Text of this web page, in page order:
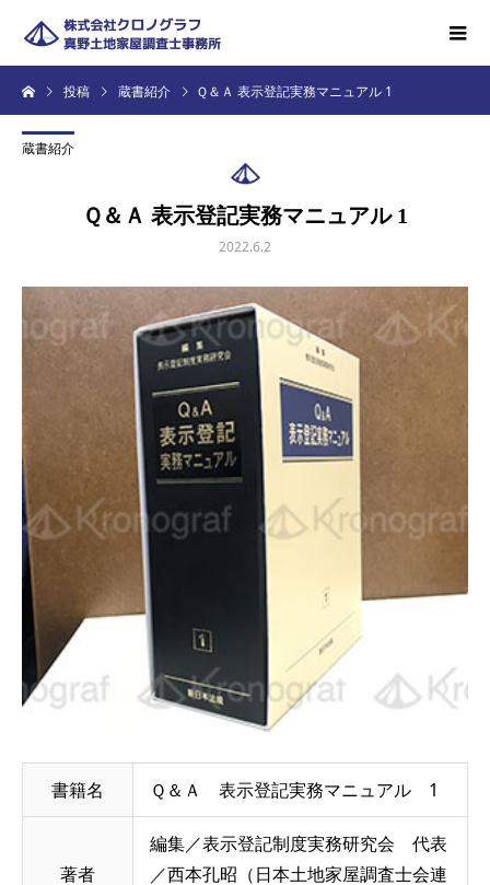
投稿 蔵書紹介 Ｑ＆Ａ 表示登記実務マニュアル 1
蔵書紹介
Ｑ＆Ａ 表示登記実務マニュアル 1
2022.6.2
書籍名 Ｑ＆Ａ 表示登記実務マニュアル 1
著者
編集／表示登記制度実務研究会 代表
／西本孔昭（日本土地家屋調査士会連